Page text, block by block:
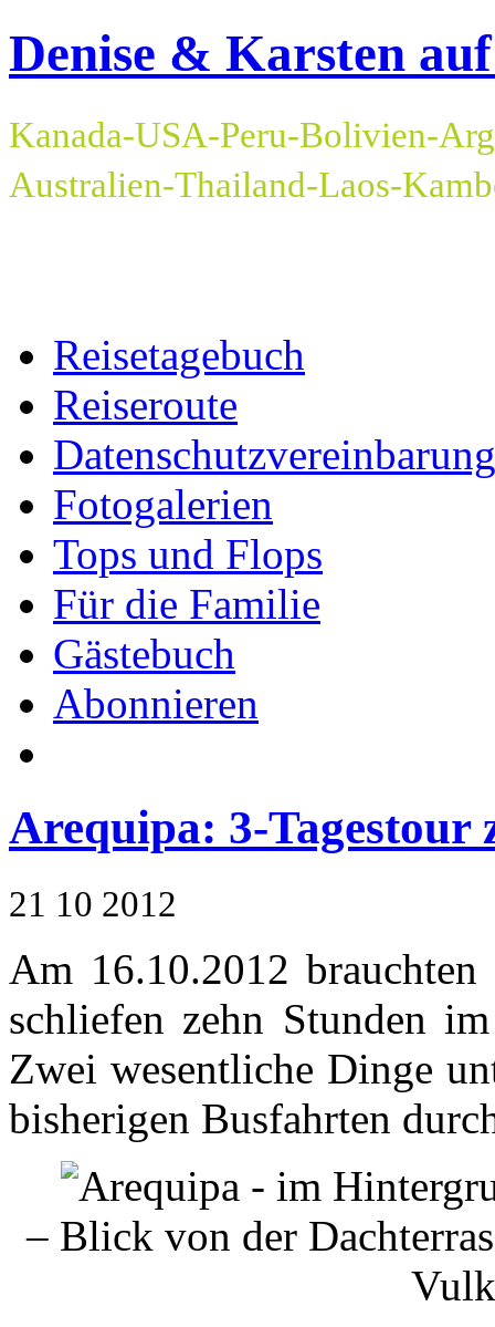
Denise & Karsten
Kanada-USA-Peru-Bolivien-
Australien-Thailand-Laos-
Reisetagebuch
Reiseroute
Fotogalerien
Tops und Flops
Für die Familie
Gästebuch
Abonnieren
Arequipa: 3-Tagestour
21 10 2012
Am 16.10.2012
schliefen zehn Stunden
Zwei wesentliche Dinge
bisherigen Busfahrten
– Blick von der